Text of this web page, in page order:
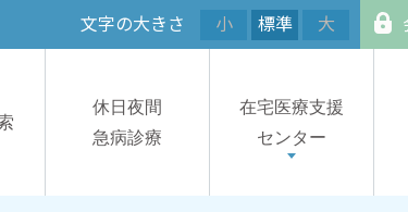
文字の大きさ 小 標準 大
休日夜間
急病診療
在宅医療支援
センター